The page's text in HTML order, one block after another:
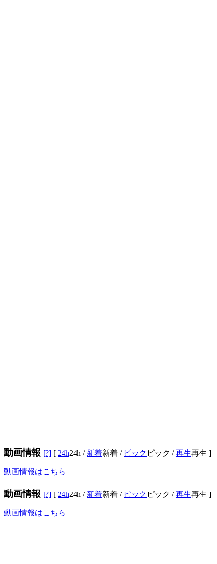
動画情報 [?] [ 24h24h / 新着新着 / ピック ピック /再生再生 ]
動画情報はこちら
動画情報 [?] [ 24h24h / 新着新着 / ピック ピック /再生再生 ]
動画情報はこちら